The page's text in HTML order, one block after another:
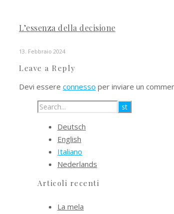
L’essenza della decisione
13. Febbraio 2024
Leave a Reply
Devi essere connesso per inviare un
Deutsch
English
Italiano
Nederlands
Articoli recenti
La mela